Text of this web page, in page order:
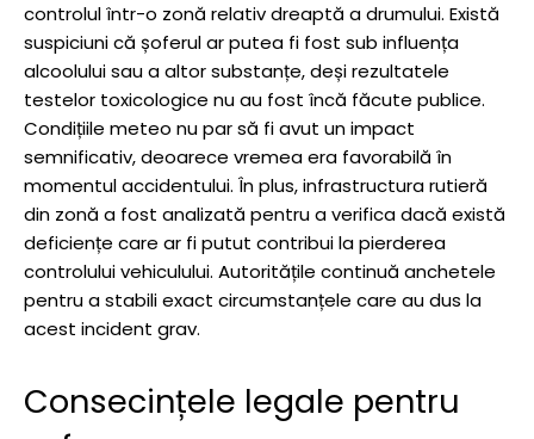
controlul într-o zonă relativ dreaptă a drumului. Există
suspiciuni că șoferul ar putea fi fost sub influența
alcoolului sau a altor substanțe, deși rezultatele
testelor toxicologice nu au fost încă făcute publice.
Condițiile meteo nu par să fi avut un impact
semnificativ, deoarece vremea era favorabilă în
momentul accidentului. În plus, infrastructura rutieră
din zonă a fost analizată pentru a verifica dacă există
deficiențe care ar fi putut contribui la pierderea
controlului vehiculului. Autoritățile continuă anchetele
pentru a stabili exact circumstanțele care au dus la
acest incident grav.
Consecințele legale pentru